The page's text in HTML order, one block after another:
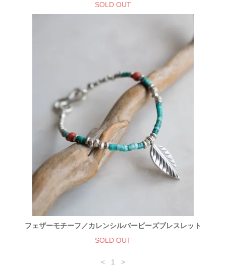
SOLD OUT
フェザーモチーフ／カレンシルバービーズブレスレット
SOLD OUT
< 1 >